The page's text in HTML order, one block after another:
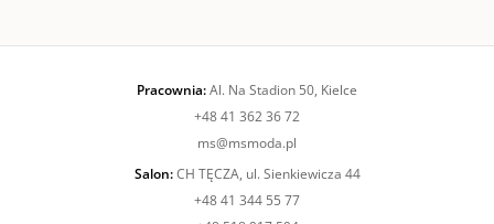
Pracownia:Al. Na Stadion 50, Kielce
+48 41 362 36 72
ms@msmoda.pl
Salon:CH TĘCZA, ul. Sienkiewicza 44
+48 41 344 55 77